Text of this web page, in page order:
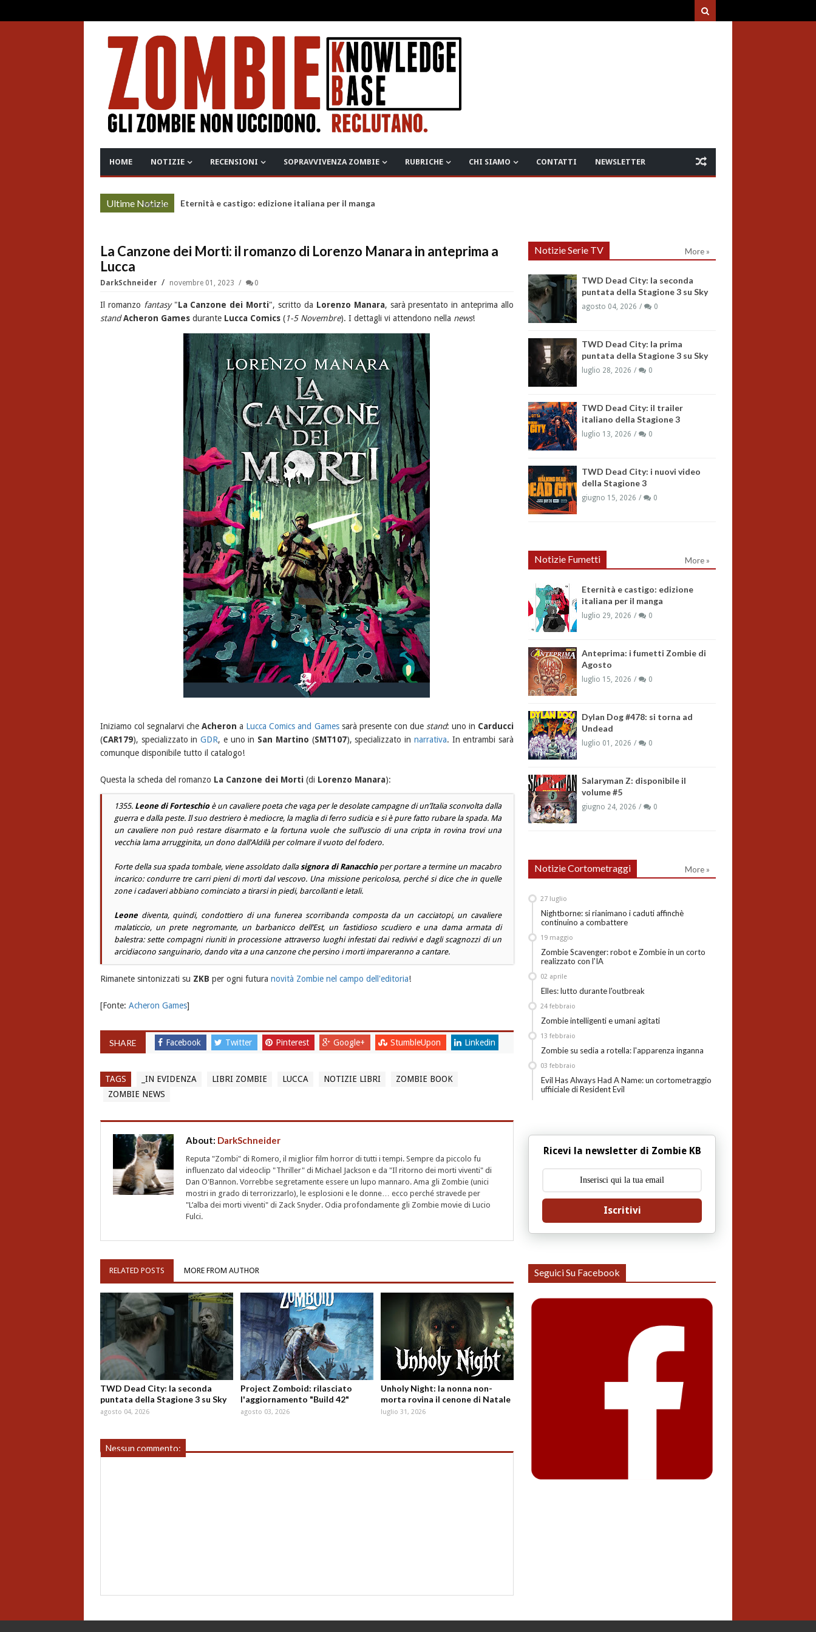
HOME NOTIZIE RECENSIONI SOPRAVVIVENZA ZOMBIE RUBRICHE CHI SIAMO CONTATTI NEWSLETTER
Ultime Notizie
More » Eternità e castigo: edizione italiana per il manga
La Canzone dei Morti: il romanzo di Lorenzo Manara in anteprima a
Lucca
DarkSchneider novembre 01, 2023 0
Il romanzo fantasy"La Canzone dei Morti", scritto da Lorenzo Manara, sarà presentato in anteprima allo
stand Acheron Gamesdurante Lucca Comics(1-5 Novembre). I dettagli vi attendono nella news!
Iniziamo col segnalarvi cheAcheron a Lucca Comics and Gamessarà presente con due stand: uno in Carducci
(CAR179), specializzato inGDR, e uno in San Martino (SMT107), specializzato in narrativa. In entrambi sarà
comunque disponibile tutto il catalogo!
Questa la scheda del romanzo La Canzone dei Morti(di Lorenzo Manara):
1355. Leone di Forteschioè un cavaliere poeta che vaga per le desolate campagne di un’Italia sconvolta dalla
guerra e dalla peste. Il suo destriero è mediocre, la maglia di ferro sudicia e si è pure fatto rubare la spada. Ma
un cavaliere non può restare disarmato e la fortuna vuole che sull’uscio di una cripta in rovina trovi una
vecchia lama arrugginita, un dono dall’Aldilà per colmare il vuoto del fodero.
Forte della sua spada tombale, viene assoldato dallasignora di Ranacchioper portare a termine un macabro
incarico: condurre tre carri pieni di morti dal vescovo. Una missione pericolosa, perché si dice che in quelle
zone i cadaveri abbiano cominciato a tirarsi in piedi, barcollanti e letali.
Leonediventa, quindi, condottiero di una funerea scorribanda composta da un cacciatopi, un cavaliere
malaticcio, un prete negromante, un barbanicco dell’Est, un fastidioso scudiero e una dama armata di
balestra: sette compagni riuniti in processione attraverso luoghi infestati dai redivivi e dagli scagnozzi di un
arcidiacono sanguinario, dando vita a una canzone che persino i morti impareranno a cantare.
Rimanete sintonizzati su ZKB per ogni futura novità Zombie nel campo dell'editoria!
[Fonte: Acheron Games]
SHARE Facebook Twitter Pinterest Google+ StumbleUpon Linkedin
TAGS _IN EVIDENZA LIBRI ZOMBIE LUCCA NOTIZIE LIBRI
ZOMBIE BOOK
ZOMBIE NEWS
About: DarkSchneider
Reputa "Zombi" di Romero, il miglior film horror di tutti i tempi. Sempre da piccolo fu
influenzato dal videoclip "Thriller" di Michael Jackson e da "Il ritorno dei morti viventi" di
Dan O'Bannon. Vorrebbe segretamente essere un lupo mannaro. Ama gli Zombie (unici
mostri in grado di terrorizzarlo), le esplosioni e le donne… ecco perché stravede per
"L’alba dei morti viventi" di Zack Snyder. Odia profondamente gli Zombie movie di Lucio
Fulci.
RELATED POSTS MORE FROM AUTHOR
TWD Dead City: la seconda
puntata della Stagione 3 su Sky
agosto 04, 2026
Project Zomboid: rilasciato
l'aggiornamento "Build 42"
agosto 03, 2026
Unholy Night: la nonna non-
morta rovina il cenone di Natale
luglio 31, 2026
Nessun commento:
Notizie Serie TV More »
TWD Dead City: la seconda
puntata della Stagione 3 su Sky
agosto 04, 2026 0
TWD Dead City: la prima
puntata della Stagione 3 su Sky
luglio 28, 2026 0
TWD Dead City: il trailer
italiano della Stagione 3
luglio 13, 2026 0
TWD Dead City: i nuovi video
della Stagione 3
giugno 15, 2026 0
Notizie Fumetti More »
Eternità e castigo: edizione
italiana per il manga
luglio 29, 2026 0
Anteprima: i fumetti Zombie di
Agosto
luglio 15, 2026 0
Dylan Dog #478: si torna ad
Undead
luglio 01, 2026 0
Salaryman Z: disponibile il
volume #5
giugno 24, 2026 0
Notizie Cortometraggi More »
Nightborne: si rianimano i caduti affinchè
continuino a combattere
27 luglio
Zombie Scavenger: robot e Zombie in un corto
realizzato con l'IA
19 maggio
Elles: lutto durante l'outbreak
02 aprile
Zombie intelligenti e umani agitati
24 febbraio
Zombie su sedia a rotella: l'apparenza inganna
13 febbraio
Evil Has Always Had A Name: un cortometraggio
uffiiciale di Resident Evil
03 febbraio
Ricevi la newsletter di Zombie KB
Iscritivi
Seguici Su Facebook